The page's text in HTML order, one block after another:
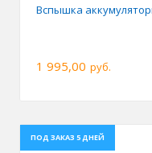
Вспышка
1 995,00 руб.
ПОД ЗАКАЗ 5 ДНЕЙ